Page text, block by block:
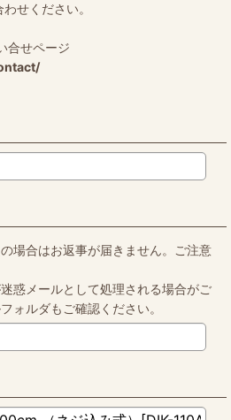
せください。
合せページ
場合はお返事が届きません。ご注意
惑メールとして処理される場合がご
ォルダもご確認ください。